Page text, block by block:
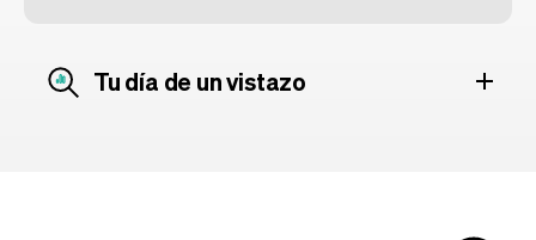
Tu día de un vistazo